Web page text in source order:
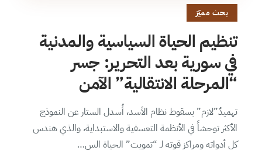
بحث مميّز
تنظيم الحياة السياسية والمدنية
في سورية بعد التحرير: جسر
“المرحلة الانتقالية” الآمن
تهميدٌ”لازم” بسقوط نظام الأسد، أُسدل الستار عن النموذج
الأكثر توحشاً في الأنظمة التعسفية والاستبداية، والذي هندس
كل أدواته ومراكز قوته لـ “تمويت” الحياة الس…